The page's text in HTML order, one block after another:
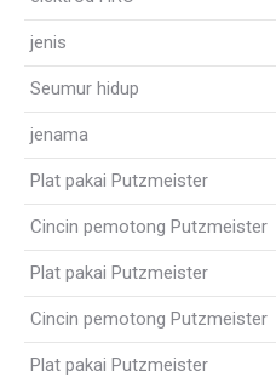
jenis
Seumur hidup
jenama
Plat pakai Putzmeister
Cincin pemotong Putzmeister
Plat pakai Putzmeister
Cincin pemotong Putzmeister
Plat pakai Putzmeister